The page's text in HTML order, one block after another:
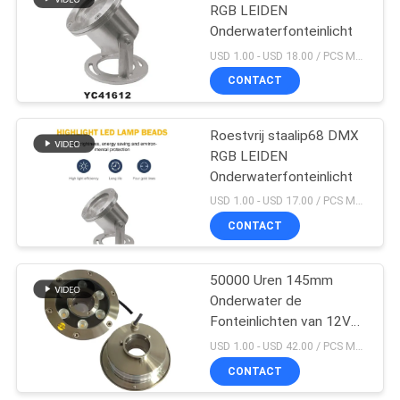
RGB LEIDEN
Onderwaterfonteinlicht
CONTACT
Roestvrij staalip68 DMX
RGB LEIDEN
Onderwaterfonteinlicht
USD 1.00 - USD 17.00 / PCS MOQ:PCs 1
CONTACT
50000 Uren 145mm
Onderwater de
Fonteinlichten van 12V
9W
USD 1.00 - USD 42.00 / PCS MOQ:PCs 1
CONTACT